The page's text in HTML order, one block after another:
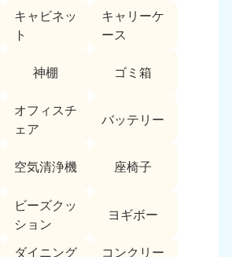
キャビネッ
ト
キャリーケ
ース
神棚 ゴミ箱
オフィスチ
ェア
バッテリー
空気清浄機 座椅子
ビーズクッ
ション
ヨギボー
ダイニング
コンクリー
無休
神奈川県
無休
050-1881-5266
9:00〜19:00 年中無休